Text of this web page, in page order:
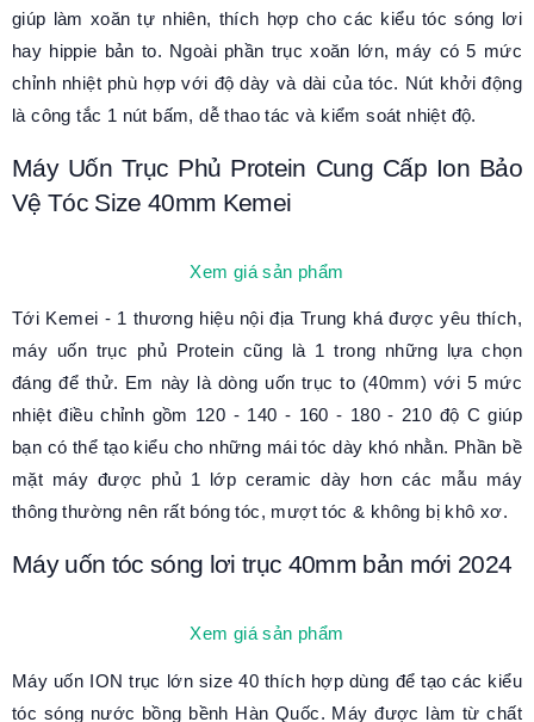
giúp làm xoăn tự nhiên, thích hợp cho các kiểu tóc sóng lơi
hay hippie bản to. Ngoài phần trục xoăn lớn, máy có 5 mức
chỉnh nhiệt phù hợp với độ dày và dài của tóc. Nút khởi động
là công tắc 1 nút bấm, dễ thao tác và kiểm soát nhiệt độ.
Máy Uốn Trục Phủ Protein Cung Cấp Ion Bảo
Vệ Tóc Size 40mm Kemei
Xem giá sản phẩm
Tới Kemei - 1 thương hiệu nội địa Trung khá được yêu thích,
máy uốn trục phủ Protein cũng là 1 trong những lựa chọn
đáng để thử. Em này là dòng uốn trục to (40mm) với 5 mức
nhiệt điều chỉnh gồm 120 - 140 - 160 - 180 - 210 độ C giúp
bạn có thể tạo kiểu cho những mái tóc dày khó nhằn. Phần bề
mặt máy được phủ 1 lớp ceramic dày hơn các mẫu máy
thông thường nên rất bóng tóc, mượt tóc & không bị khô xơ.
Máy uốn tóc sóng lơi trục 40mm bản mới 2024
Xem giá sản phẩm
Máy uốn ION trục lớn size 40 thích hợp dùng để tạo các kiểu
tóc sóng nước bồng bềnh Hàn Quốc. Máy được làm từ chất